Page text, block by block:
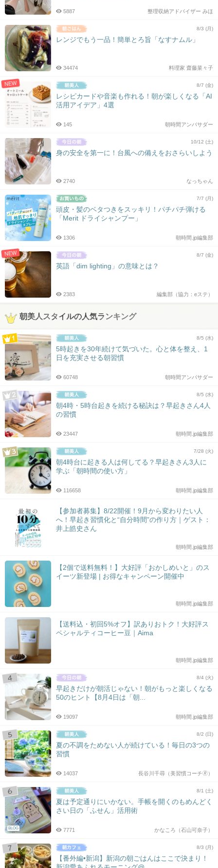
整理収納アドバイザー みほ
5887
8/3 (月)
レンジでもう一品！簡単とろ旨「なすナムル」
料理家 齋藤菜々子
34474
NEW 8/7 (金)
レシピカードや音楽も作れる！朝が楽しくなる「AI
活用アイデア」4選
朝時間アンバサダー
145
10/12 (土)
身の安全を第一に！台風への備えをおさらいしよう
なっちゃん
2740
7/7 (月)
頭皮・髪のベタつきをスッキリ！パチパチ弾ける
「Merit ドライシャンプー」
朝時間.jp編集部
1306
NEW 8/7 (金)
英語「dim lighting」の意味とは？
編集部（協力：eステ）
2383
朝美人スタイルの人気ランキング
8/5 (水)
5時起きを30年続けて気づいた。心と体を整え、1
日を充実させる朝習慣
朝時間アンバサダー
60748
8/5 (水)
朝4時・5時台起きを続ける秘訣は？早起きさん4人
の習慣
朝時間.jp編集部
23447
7/28 (火)
朝4時台に起きる人は何してる？早起きさん3人に
学ぶ「朝時間の使い方」
朝時間.jp編集部
116658
【参加者募集】8/22開催！9月から変わりたい人
へ！早起き習慣化と“自分時間”の作り方｜ゲスト：
井上皓史さん
朝時間.jp編集部
【2個で送料無料！】大好評「おかしめいと」のス
イーツ新登場 | お得なキャンペーン開催中
朝時間.jp編集部
【送料込・初回5%オフ】訳ありおトク！大好評ス
ペシャルティコーヒー豆｜Aima
朝時間.jp編集部
8/4 (火)
早起きだけが朝活じゃない！朝がもっと楽しくなる
50のヒント【8月4日は「朝...
朝時間.jp編集部
19097
8/2 (日)
夏の不調をためない人が続けている！毎日の3つの
習慣
長谷川千尋（美習慣コーチ🄬）
14037
BLOG
8/1 (土)
夏は予定通りにいかない。手帳を開くのもめんどく
さい日の「ふせん」活用術
かなころ（石山可奈子）
7771
8/3 (月)
【番外編•新潟】新潟の朝ごはんはここで決まり！